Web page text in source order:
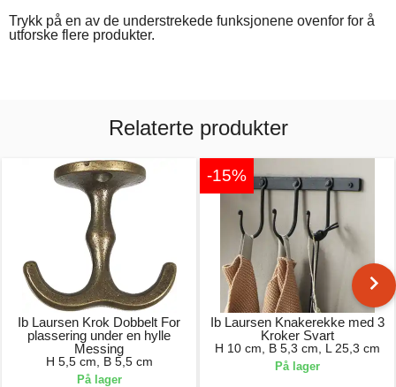
Trykk på en av de understrekede funksjonene ovenfor for å
utforske flere produkter.
Relaterte produkter
Ib Laursen Krok Dobbelt For
plassering under en hylle
Messing
H 5,5 cm, B 5,5 cm
På lager
-15%
Ib Laursen Knakerekke med 3
Kroker Svart
H 10 cm, B 5,3 cm, L 25,3 cm
På lager